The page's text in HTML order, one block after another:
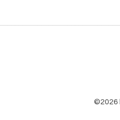
©2026